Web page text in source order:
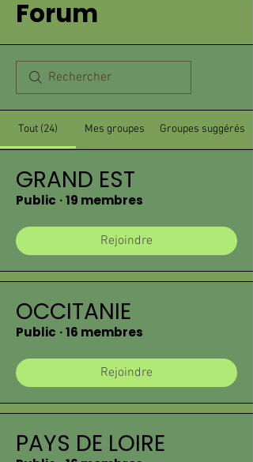
Forum
Tout (24) Mes groupes Groupes suggérés
GRAND EST
Public ·19 membres
Rejoindre
OCCITANIE
Public ·16 membres
Rejoindre
PAYS DE LOIRE